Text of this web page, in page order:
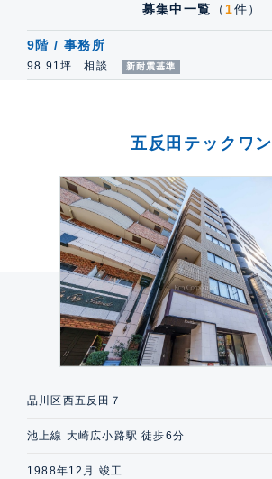
募集中一覧 （ 1件）
9階 / 事務所
98.91坪 相談 新耐震基準
五反田テックワン
品川区西五反田７
池上線 大崎広小路駅 徒歩6分
1988年12月 竣工